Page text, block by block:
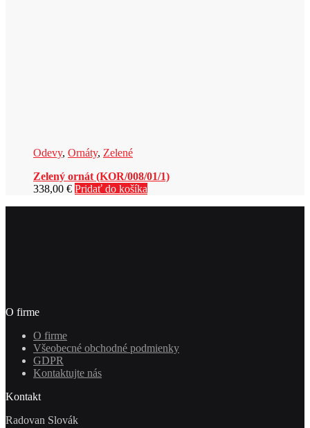
Odevy, Ornáty, Zelené
Zelený ornát (KOR/008/01/1)
338,00 € Pridať do košíka
O firme
O firme
Všeobecné obchodné podmienky
GDPR
Kontaktujte nás
Kontakt
Radovan Slovák